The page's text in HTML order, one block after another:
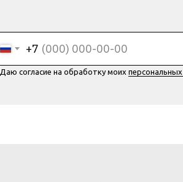
+7
Даю согласие на обработку моих